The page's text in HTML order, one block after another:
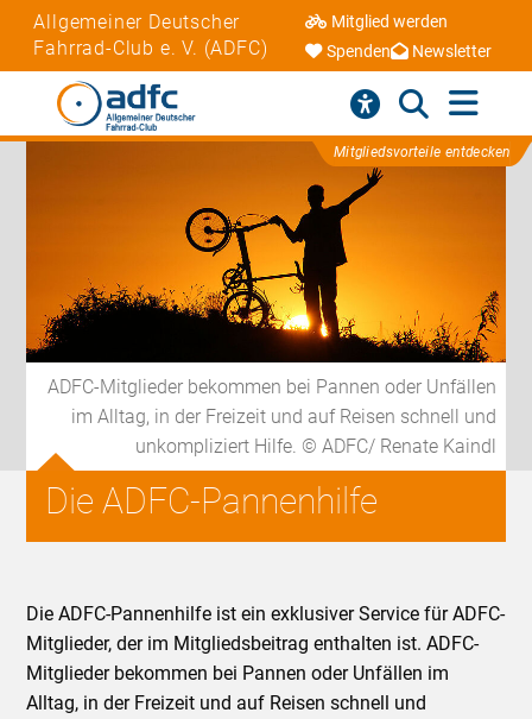
Allgemeiner Deutscher
Fahrrad-Club e. V. (ADFC)
Mitglied werden
Spenden
Newsletter
Mitgliedsvorteile entdecken
ADFC-Mitglieder bekommen bei Pannen oder Unfällen
im Alltag, in der Freizeit und auf Reisen schnell und
unkompliziert Hilfe. © ADFC/ Renate Kaindl
Die ADFC-Pannenhilfe
Die ADFC-Pannenhilfe ist ein exklusiver Service für ADFC-
Mitglieder, der im Mitgliedsbeitrag enthalten ist. ADFC-
Mitglieder bekommen bei Pannen oder Unfällen im
Alltag, in der Freizeit und auf Reisen schnell und